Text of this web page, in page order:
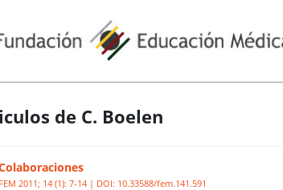
de C. Boelen
FEM 2011; 14 (1): 7-14 | DOI: 10.33588/fem.141.591